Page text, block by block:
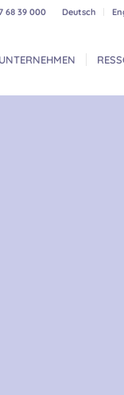
Deutsch
68 39 000